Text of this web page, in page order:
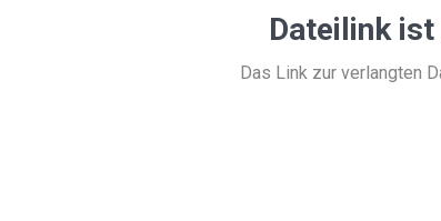
Dateilink
Das Link zur verlangten